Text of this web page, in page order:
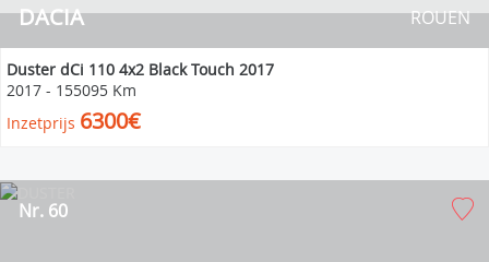
DACIA ROUEN
Duster dCi 110 4x2 Black Touch 2017
2017 - 155095 Km
Inzetprijs 6300€
Nr. 60